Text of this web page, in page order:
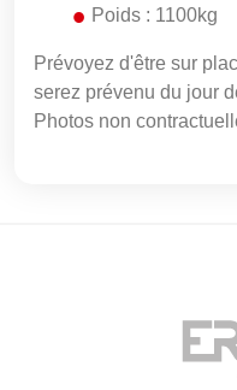
Poids : 1100kg
Prévoyez d'être sur
serez prévenu du jour
Photos non